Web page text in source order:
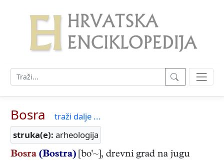
Bosra
traži dalje ...
struka(e): arheologija
Bosra (Bostra) [bo'~], drevni grad na jugu